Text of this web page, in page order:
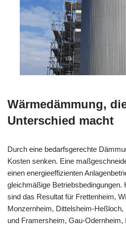
Wärmedämmung,
Unterschied macht
Durch eine bedarfsgerechte
Kosten senken. Eine
einen energieeffizienten
gleichmäßige Betriebsbedingungen.
sind das Resultat für Frettenheim,
Monzernheim, Dittelsheim-
und Framersheim, Gau-Odernheim,